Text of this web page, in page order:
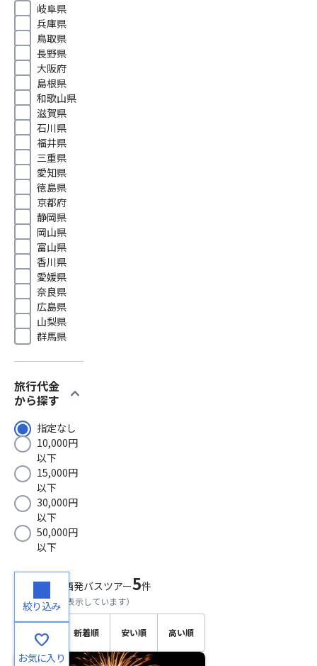
岐阜県
兵庫県
鳥取県
長野県
大阪府
島根県
和歌山県
滋賀県
石川県
福井県
三重県
愛知県
徳島県
京都府
静岡県
岡山県
富山県
香川県
愛媛県
奈良県
広島県
山梨県
群馬県
旅行代金
から探す
expand_more
指定なし
10,000円
以下
15,000円
以下
30,000円
以下
50,000円
以下
絞り込み
favorite
お気に入り
検索結果 関西発バスツアー5件
1～5件目を表示しています）
おすす
め順
新着順 安い順 高い順